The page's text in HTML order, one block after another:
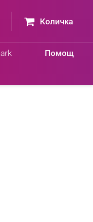
 Количка
Помощ